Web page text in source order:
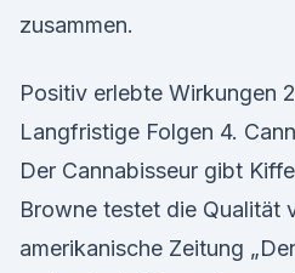
zusammen.
Positiv erlebte Wirkungen
Langfristige Folgen 4.
Der Cannabisseur gibt
Browne testet die Qualität
amerikanische Zeitung